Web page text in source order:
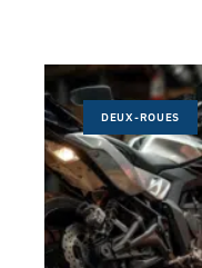
DEUX-ROUES